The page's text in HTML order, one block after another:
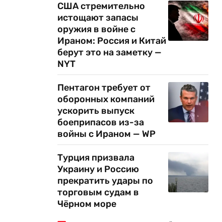
США стремительно
истощают запасы
оружия в войне с
Ираном: Россия и Китай
берут это на заметку —
NYT
Пентагон требует от
оборонных компаний
ускорить выпуск
боеприпасов из-за
войны с Ираном — WP
Турция призвала
Украину и Россию
прекратить удары по
торговым судам в
Чёрном море